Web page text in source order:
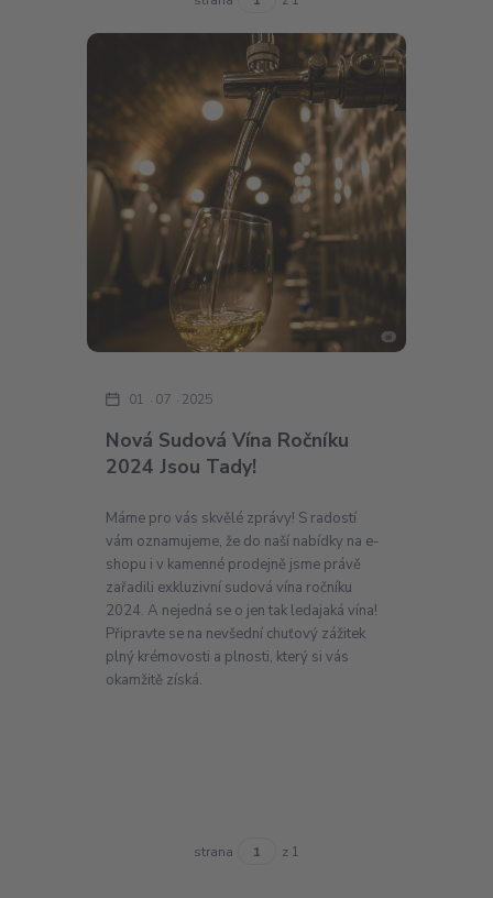
Nová Sudová Vína Ročníku
2024 Jsou Tady!
01 07 2025
Máme pro vás skvělé zprávy! S radostí
vám oznamujeme, že do naší nabídky na e-
shopu i v kamenné prodejně jsme právě
zařadili exkluzivní sudová vína ročníku
2024. A nejedná se o jen tak ledajaká vína!
Připravte se na nevšední chuťový zážitek
plný krémovosti a plnosti, který si vás
okamžitě získá.
strana z 1